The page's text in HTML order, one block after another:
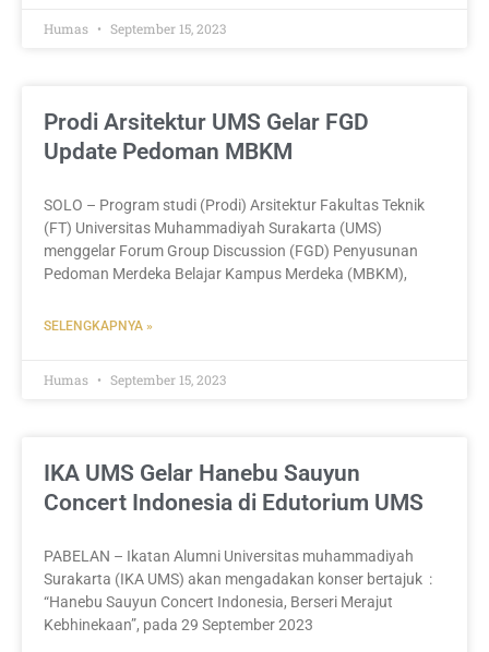
Humas September 15, 2023
Prodi Arsitektur UMS Gelar FGD
Update Pedoman MBKM
SOLO – Program studi (Prodi) Arsitektur Fakultas Teknik
(FT) Universitas Muhammadiyah Surakarta (UMS)
menggelar Forum Group Discussion (FGD) Penyusunan
Pedoman Merdeka Belajar Kampus Merdeka (MBKM),
SELENGKAPNYA »
Humas September 15, 2023
IKA UMS Gelar Hanebu Sauyun
Concert Indonesia di Edutorium UMS
PABELAN – Ikatan Alumni Universitas muhammadiyah
Surakarta (IKA UMS) akan mengadakan konser bertajuk :
“Hanebu Sauyun Concert Indonesia, Berseri Merajut
Kebhinekaan”, pada 29 September 2023